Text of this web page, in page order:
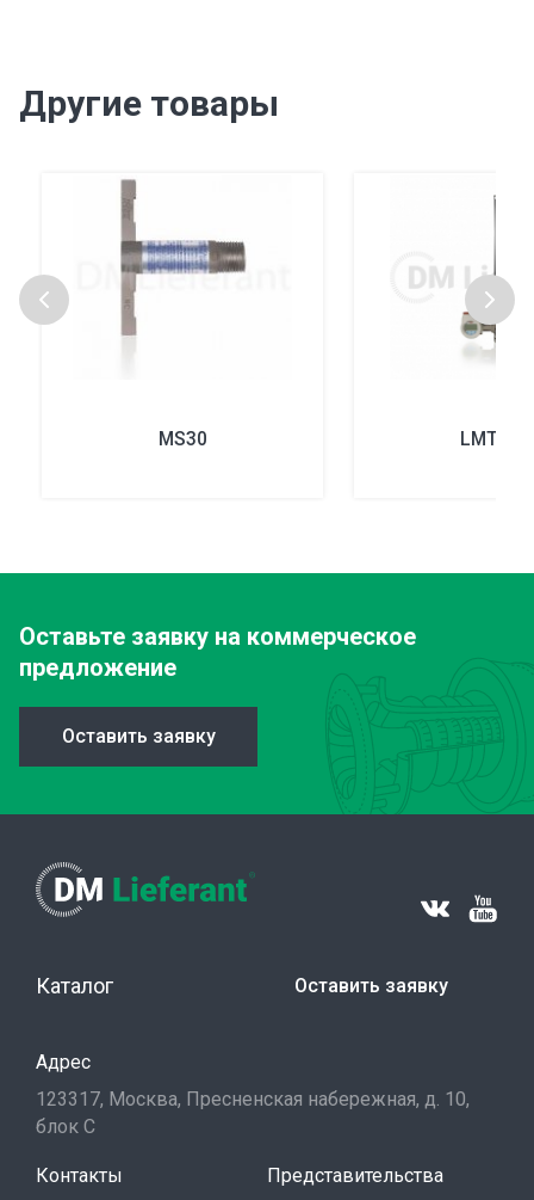
Другие товары
MS30 LMT200
Оставьте заявку на коммерческое
предложение
Оставить заявку
Каталог Оставить заявку
Адрес
123317, Москва, Пресненская набережная, д. 10,
блок С
Контакты Представительства